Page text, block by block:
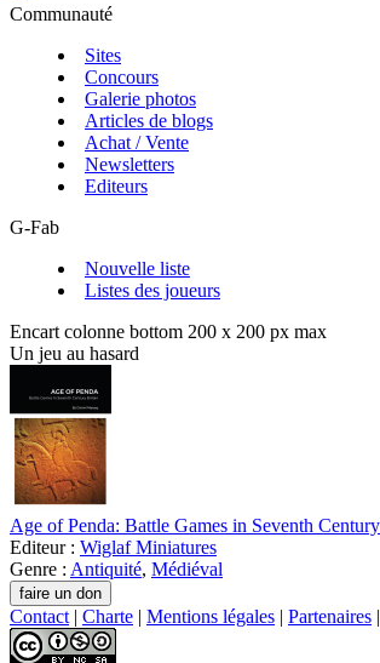
Communauté
Sites
Concours
Galerie photos
Articles de blogs
Achat / Vente
Newsletters
Editeurs
G-Fab
Nouvelle liste
Listes des joueurs
Encart colonne bottom 200 x 200 px max
Un jeu au hasard
Age of Penda: Battle Games in Seventh
Editeur : Wiglaf Miniatures
Genre : Antiquité, Médiéval
Contact | Charte | Mentions légales | Partenaires |